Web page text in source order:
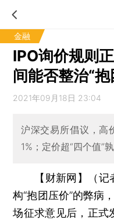
金融
IPO询价规则
间能否整治“抱
2021年09月18日 23:04
沪深交易所倡议，高
1%；定价超“四个值”
【财新网】（记
构“抱团压价”的弊病
场征求意见后，正式